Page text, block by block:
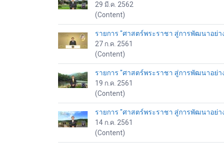
29 มี.ค. 2562
(Content)
รายการ "ศาสตร์พระราชา สู่การพัฒนาอย่า
27 ก.ค. 2561
(Content)
รายการ "ศาสตร์พระราชา สู่การพัฒนาอย่า
19 ก.ค. 2561
(Content)
รายการ "ศาสตร์พระราชา สู่การพัฒนาอย่า
14 ก.ค. 2561
(Content)